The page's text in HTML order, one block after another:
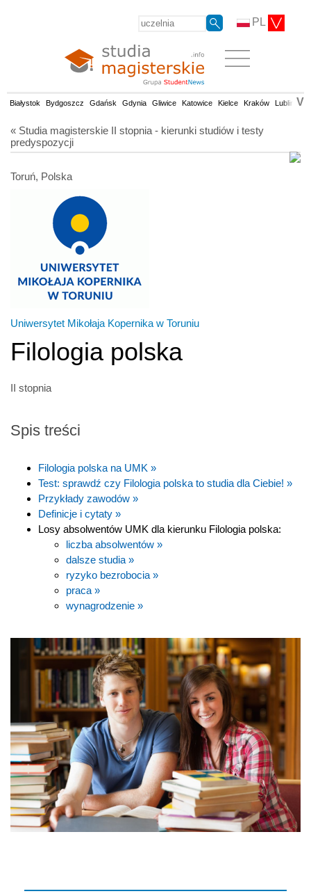
PL
Białystok Bydgoszcz Gdańsk Gdynia Gliwice Katowice Kielce Kraków Lublin V
« Studia magisterskie II stopnia - kierunki studiów i testy
predyspozycji
Toruń, Polska
Uniwersytet Mikołaja Kopernika w Toruniu
Filologia polska
II stopnia
Spis treści
Filologia polska na UMK »
Test: sprawdź czy Filologia polska to studia dla Ciebie! »
Przykłady zawodów »
Definicje i cytaty »
Losy absolwentów UMK dla kierunku Filologia polska:
liczba absolwentów »
dalsze studia »
ryzyko bezrobocia »
praca »
wynagrodzenie »